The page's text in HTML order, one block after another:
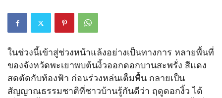
ในช่วงนี้เข้าสู่ช่วงหน้าแล้งอย่างเป็นทางการ หลายพื้นที่
ของจังหวัดพะเยาพบต้นงิ้วออกดอกบานสะพรั่ง สีแดง
สดตัดกับท้องฟ้า ก่อนร่วงหล่นเต็มพื้น กลายเป็น
สัญญาณธรรมชาติที่ชาวบ้านรู้กันดีว่า ฤดูดอกงิ้ว ได้